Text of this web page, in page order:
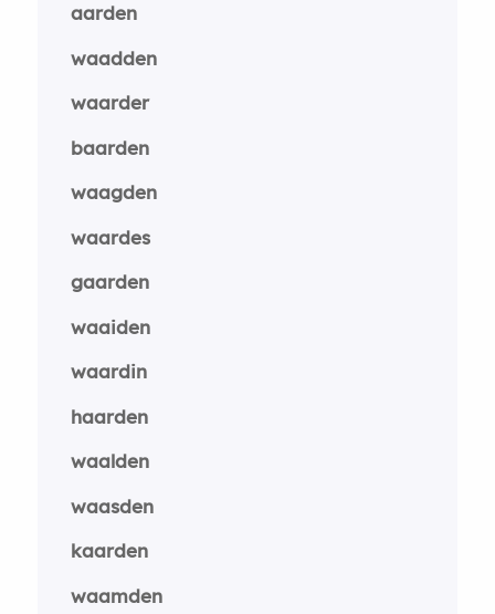
aarden
waadden
waarder
baarden
waagden
waardes
gaarden
waaiden
waardin
haarden
waalden
waasden
kaarden
waamden